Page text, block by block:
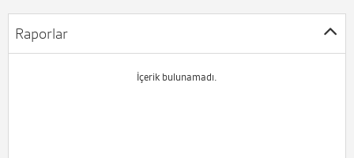
Raporlar
İçerik bulunamadı.